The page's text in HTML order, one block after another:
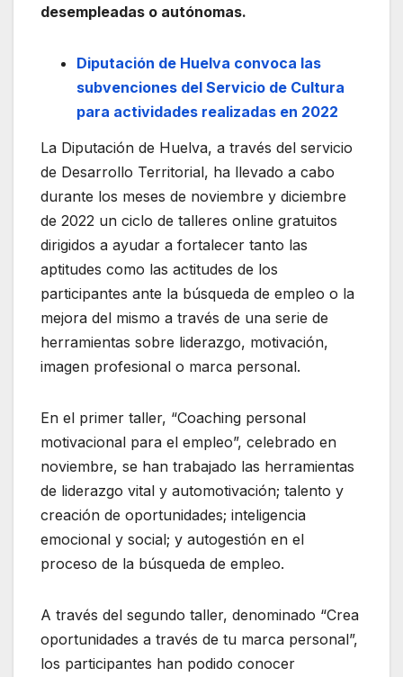
desempleadas o autónomas.
Diputación de Huelva convoca las
subvenciones del Servicio de Cultura
para actividades realizadas en 2022
La Diputación de Huelva, a través del servicio
de Desarrollo Territorial, ha llevado a cabo
durante los meses de noviembre y diciembre
de 2022 un ciclo de talleres online gratuitos
dirigidos a ayudar a fortalecer tanto las
aptitudes como las actitudes de los
participantes ante la búsqueda de empleo o la
mejora del mismo a través de una serie de
herramientas sobre liderazgo, motivación,
imagen profesional o marca personal.
En el primer taller, “Coaching personal
motivacional para el empleo”, celebrado en
noviembre, se han trabajado las herramientas
de liderazgo vital y automotivación; talento y
creación de oportunidades; inteligencia
emocional y social; y autogestión en el
proceso de la búsqueda de empleo.
A través del segundo taller, denominado “Crea
oportunidades a través de tu marca personal”,
los participantes han podido conocer